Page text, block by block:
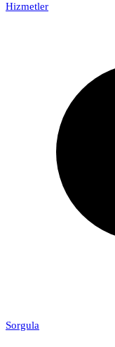
Hizmetler
Sorgula